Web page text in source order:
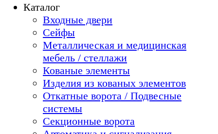
Каталог
Входные двери
Сейфы
Металлическая и медицинская
мебель / стеллажи
Кованые элементы
Изделия из кованых элементов
Откатные ворота / Подвесные
системы
Секционные ворота